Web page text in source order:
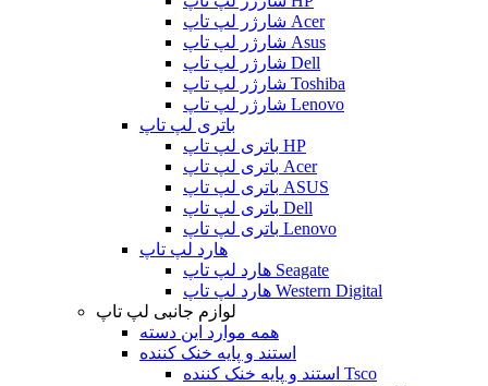
شارژر لپ تاپ Acer
شارژر لپ تاپ Asus
شارژر لپ تاپ Dell
شارژر لپ تاپ Toshiba
شارژر لپ تاپ Lenovo
باتری لپ تاپ
باتری لپ تاپ HP
باتری لپ تاپ Acer
باتری لپ تاپ ASUS
باتری لپ تاپ Dell
باتری لپ تاپ Lenovo
هارد لپ تاپ
هارد لپ تاپ Seagate
هارد لپ تاپ Western Digital
لوازم جانبی لپ تاپ
همه موارد این دسته
استند و پایه خنک کننده
استند و پایه خنک کننده Tsco